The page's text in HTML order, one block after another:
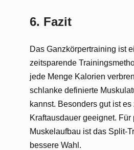
6. Fazit
Das Ganzkörpertraining ist
zeitsparende
jede Menge Kalorien
schlanke definierte
kannst. Besonders gut ist es
Kraftausdauer geeignet. Für
Muskelaufbau ist das Split-
bessere Wahl.